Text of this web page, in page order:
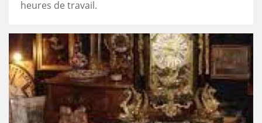
heures de travail.